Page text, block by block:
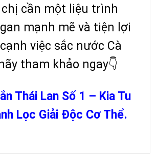
chị cần một liệu trình
mạnh mẽ và tiện lợi
việc sắc nước Cà
tham khảo ngay👇
Thái Lan Số 1 – Kia Tu
Lọc Giải Độc Cơ Thể.